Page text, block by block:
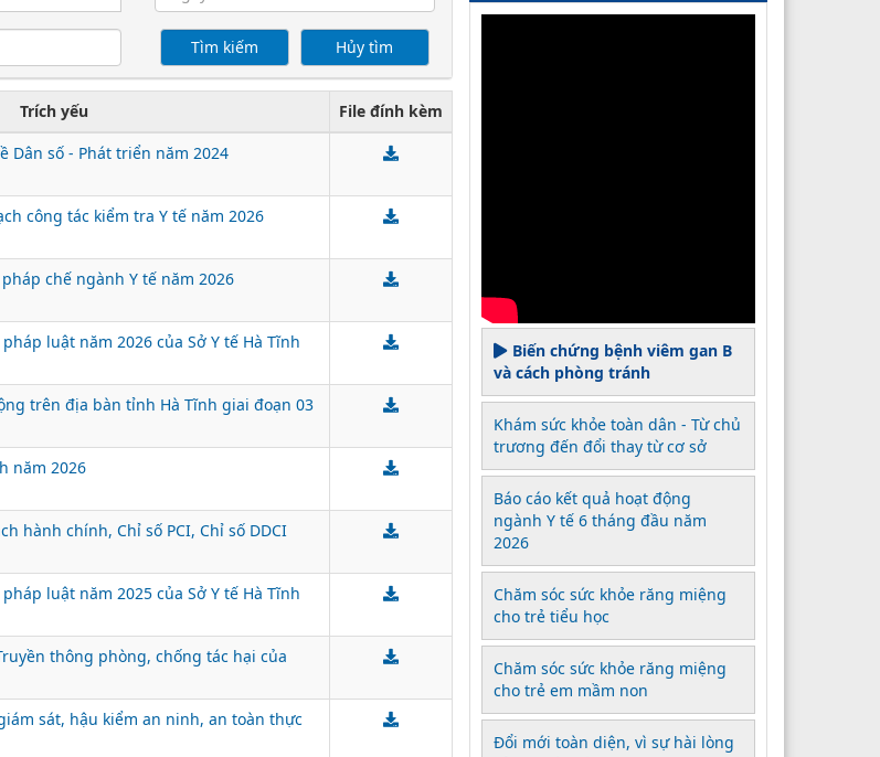
Trích yếu
File đính kèm
Dân số - Phát triển năm 2024
công tác kiểm tra Y tế năm 2026
chế ngành Y tế năm 2026
luật năm 2026 của Sở Y tế Hà Tĩnh
trên địa bàn tỉnh Hà Tĩnh giai đoạn 03
năm 2026
hành chính, Chỉ số PCI, Chỉ số DDCI
luật năm 2025 của Sở Y tế Hà Tĩnh
thông phòng, chống tác hại của
sát, hậu kiểm an ninh, an toàn thực
Biến chứng bệnh viêm gan B
và cách phòng tránh
Khám sức khỏe toàn dân - Từ chủ
trương đến đổi thay từ cơ sở
Báo cáo kết quả hoạt động
ngành Y tế 6 tháng đầu năm
2026
Chăm sóc sức khỏe răng miệng
cho trẻ tiểu học
Chăm sóc sức khỏe răng miệng
cho trẻ em mầm non
Đổi mới toàn diện, vì sự hài lòng